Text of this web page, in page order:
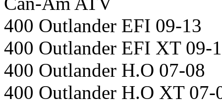
400 Outlander EFI 09-13
400 Outlander EFI XT 09-
400 Outlander H.O 07-08
400 Outlander H.O XT 07-